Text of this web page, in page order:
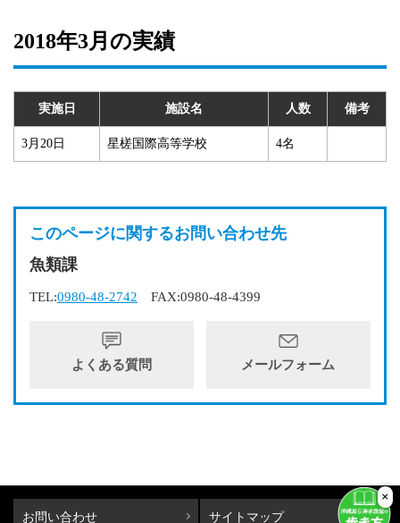
2018年3月の実績
実施日 施設名 人数 備考
3月20日 星槎国際高等学校 4名
このページに関するお問い合わせ先
魚類課
TEL:0980-48-2742 FAX:0980-48-4399
よくある質問 メールフォーム
×
お問い合わせ サイトマップ